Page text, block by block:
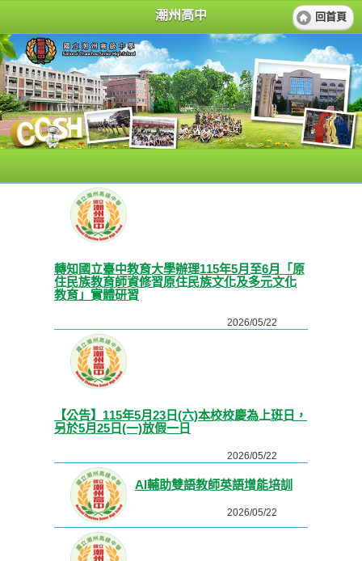
潮州高中 回首頁
轉知國立臺中教育大學辦理115年5月至6月「原
住民族教育師資修習原住民族文化及多元文化
教育」實體研習
2026/05/22
【公告】115年5月23日(六)本校校慶為上班日，
另於5月25日(一)放假一日
2026/05/22
AI輔助雙語教師英語增能培訓
2026/05/22